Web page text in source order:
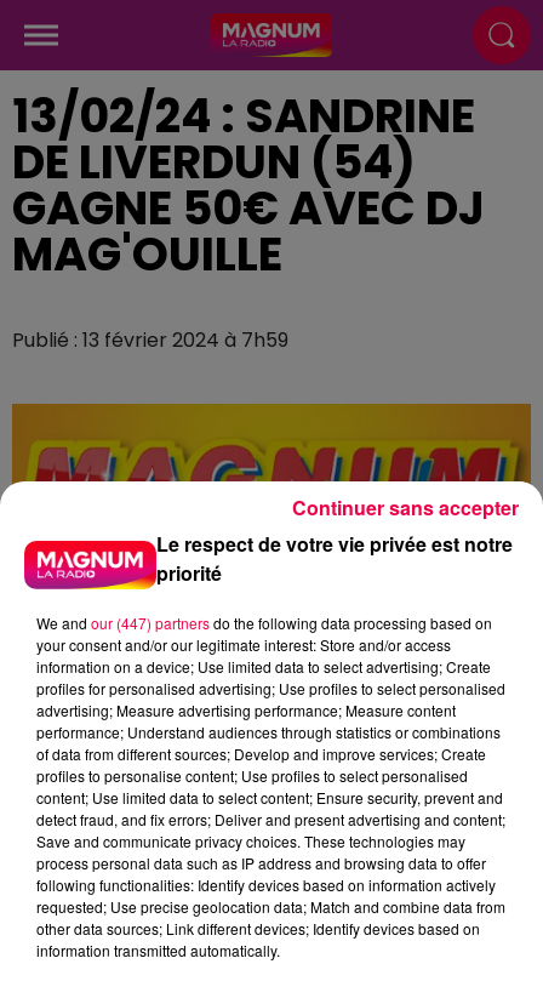
13/02/24 : SANDRINE
DE LIVERDUN (54)
GAGNE 50€ AVEC DJ
MAG'OUILLE
Publié : 13 février 2024 à 7h59
Flash infos
Crédit :Flash infos
Le respect de votre vie privée est notre
priorité
We and our (447) partnersdo the following data processing based on
your consent and/or our legitimate interest: Store and/or access
information on a device; Use limited data to select advertising; Create
profiles for personalised advertising; Use profiles to select personalised
advertising; Measure advertising performance; Measure content
performance; Understand audiences through statistics or combinations
of data from different sources; Develop and improve services; Create
profiles to personalise content; Use profiles to select personalised
content; Use limited data to select content; Ensure security, prevent and
detect fraud, and fix errors; Deliver and present advertising and content;
Save and communicate privacy choices. These technologies may
process personal data such as IP address and browsing data to offer
following functionalities: Identify devices based on information actively
requested; Use precise geolocation data; Match and combine data from
other data sources; Link different devices; Identify devices based on
information transmitted automatically.
Continuer sans accepter